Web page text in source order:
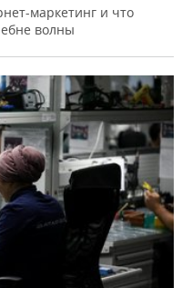
маркетинг и что
волны